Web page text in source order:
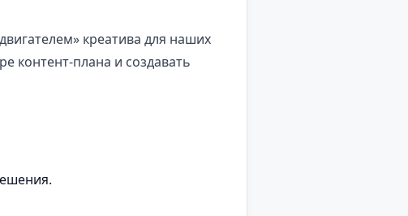
креатива для наших
контент-плана и создавать